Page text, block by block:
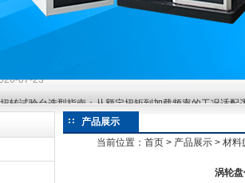
转试验台选型指南：从额定扭矩到加载频率的工况适配
07-23
转试验台选型指南：从额定扭矩到加载频率的工况适配
产品展示
当前位置： 首页 > 产品展示 > 材料
涡轮